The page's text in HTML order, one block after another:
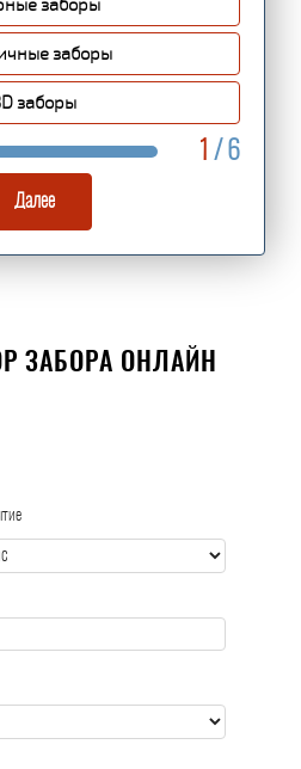
заборы
заборы
1 / 6
Далее
ЗАБОРА ОНЛАЙН